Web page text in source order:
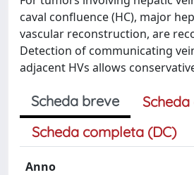
caval confluence (HC), major
vascular reconstruction, are
Detection of communicating
adjacent HVs allows
Scheda breve
Scheda completa (DC)
Anno